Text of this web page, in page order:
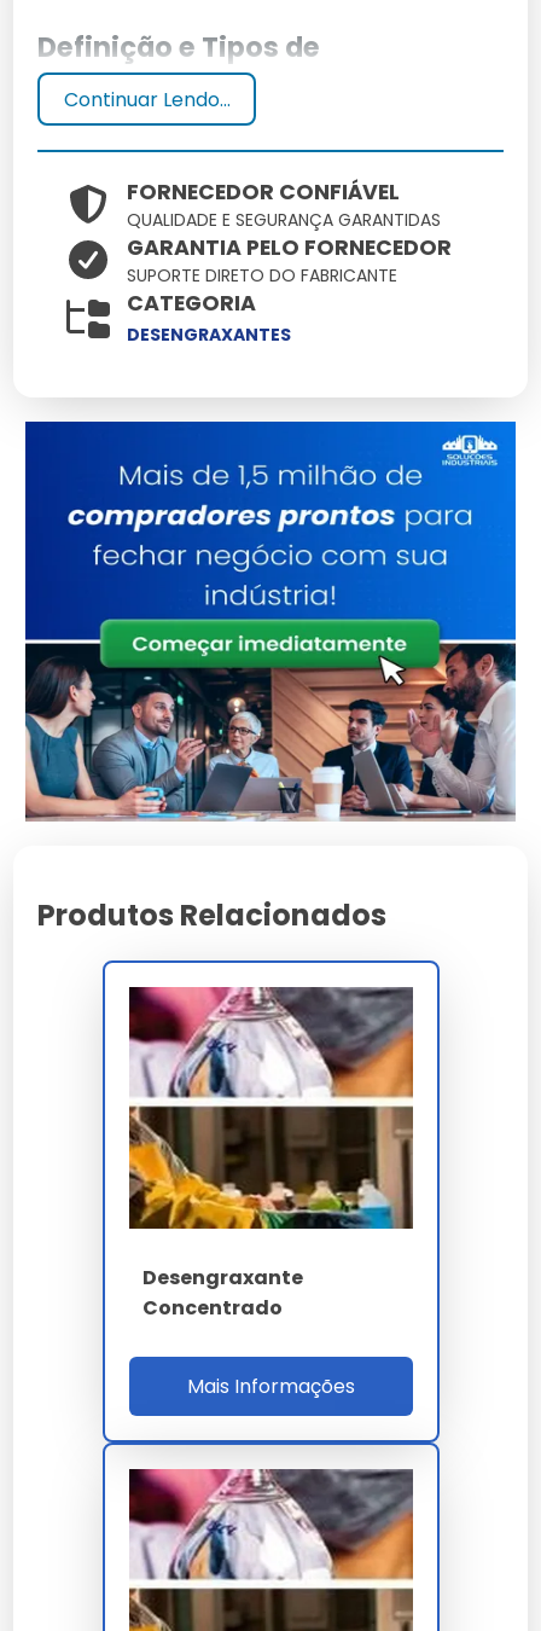
Definição e Tipos de
Desengraxantes
Desengraxantes são produtos químicos formulados
ser baseados em solventes ou água, e variam de
acordo com a aplicação.
Aplicações Comuns no Setor
Industrial
essenciais para a manutenção e limpeza de
equipamentos e superfícies.
Vantagens dos Desengraxantes
Fabricados pela Nossa Empresa
Tecnologia de Ponta e
Sustentabilidade
Nossos desengraxantes são desenvolvidos com
tecnologia avançada, focando em sustentabilidade e
biodegradabilidade, reduzindo o impacto ambiental.
limpeza eficaz com menor tempo de aplicação,
resultando em economia e eficiência.
Linha Completa de
Desengraxantes Disponíveis
Desengraxante BH-38 e BH-50
Ideais para limpeza em ambientes industriais,
Desengraxante Biodegradável
Produto ecológico, seguro para o meio ambiente, ideal
para empresas que buscam soluções sustentáveis.
Opções para Limpeza Pesada e
Industrial CJ-24
Formulado para enfrentar as condições mais severas
Continuar Lendo...
FORNECEDOR CONFIÁVEL
QUALIDADE E SEGURANÇA GARANTIDAS
GARANTIA PELO FORNECEDOR
SUPORTE DIRETO DO FABRICANTE
CATEGORIA
DESENGRAXANTES
Produtos Relacionados
Desengraxante
Concentrado
Mais Informações